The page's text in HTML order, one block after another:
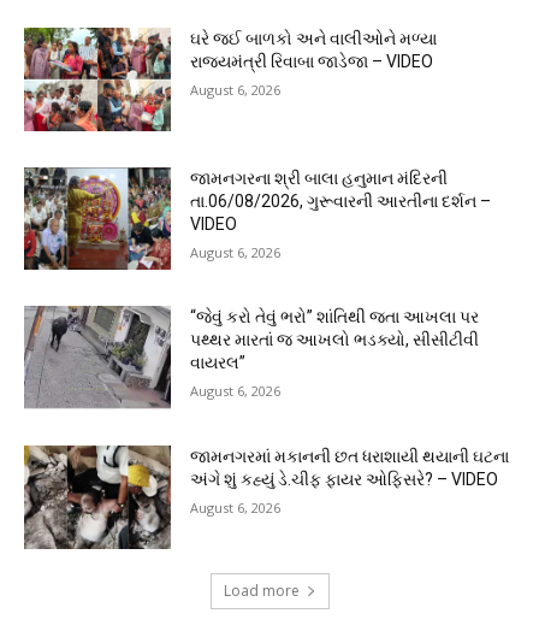
ઘરે જઈ બાળકો અને વાલીઓને મળ્યા
રાજ્યમંત્રી રિવાબા જાડેજા – VIDEO
August 6, 2026
જામનગરના શ્રી બાલા હનુમાન મંદિરની
તા.06/08/2026, ગુરૂવારની આરતીના દર્શન –
VIDEO
August 6, 2026
“જેવું કરો તેવું ભરો” શાંતિથી જતા આખલા પર
પથ્થર મારતાં જ આખલો ભડક્યો, સીસીટીવી
વાયરલ”
August 6, 2026
જામનગરમાં મકાનની છત ધરાશાયી થયાની ઘટના
અંગે શું કહ્યું ડે.ચીફ ફાયર ઓફિસરે? – VIDEO
August 6, 2026
Load more